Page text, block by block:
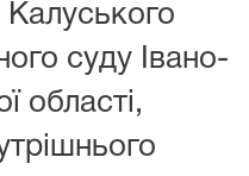
суду Івано-
області,